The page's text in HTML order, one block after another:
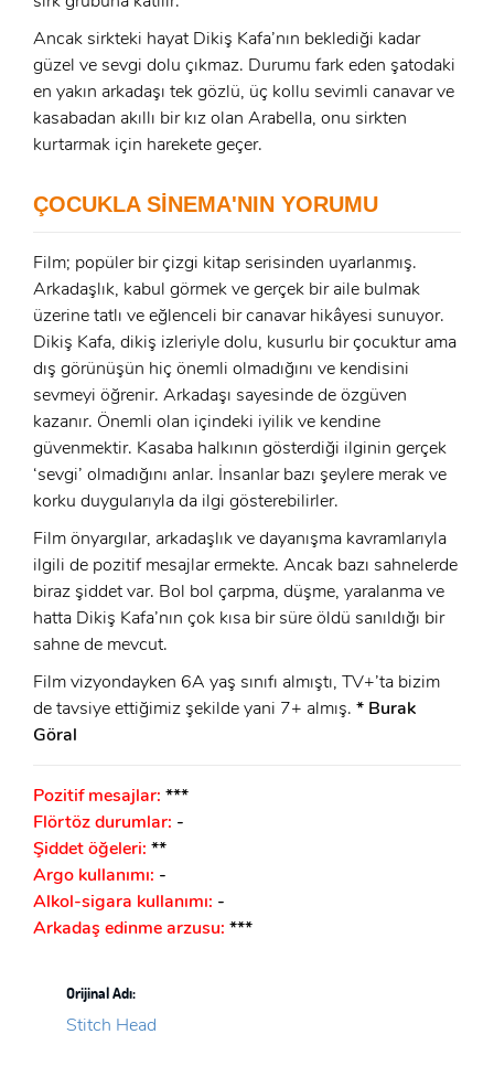
GIRIŞ YAP
E-Posta:
Şifre:
Beni Hatırla Şifremi Unuttum ?
GIRIŞ
E-Posta:
Şifre:
ÜYE OL
GIRIŞ
Ancak sirkteki hayat Dikiş Kafa’nın beklediği kadar
güzel ve sevgi dolu çıkmaz. Durumu fark eden şatodaki
en yakın arkadaşı tek gözlü, üç kollu sevimli canavar ve
kasabadan akıllı bir kız olan Arabella, onu sirkten
kurtarmak için harekete geçer.
ÇOCUKLA SİNEMA'NIN YORUMU
Film; popüler bir çizgi kitap serisinden uyarlanmış.
Arkadaşlık, kabul görmek ve gerçek bir aile bulmak
üzerine tatlı ve eğlenceli bir canavar hikâyesi sunuyor.
Dikiş Kafa, dikiş izleriyle dolu, kusurlu bir çocuktur ama
dış görünüşün hiç önemli olmadığını ve kendisini
sevmeyi öğrenir. Arkadaşı sayesinde de özgüven
kazanır. Önemli olan içindeki iyilik ve kendine
güvenmektir. Kasaba halkının gösterdiği ilginin gerçek
‘sevgi’ olmadığını anlar. İnsanlar bazı şeylere merak ve
korku duygularıyla da ilgi gösterebilirler.
Film önyargılar, arkadaşlık ve dayanışma kavramlarıyla
ilgili de pozitif mesajlar ermekte. Ancak bazı sahnelerde
biraz şiddet var. Bol bol çarpma, düşme, yaralanma ve
hatta Dikiş Kafa’nın çok kısa bir süre öldü sanıldığı bir
sahne de mevcut.
Film vizyondayken 6A yaş sınıfı almıştı, TV+’ta bizim
de tavsiye ettiğimiz şekilde yani 7+ almış. * Burak
Göral
Pozitif mesajlar: ***
Flörtöz durumlar: -
Şiddet öğeleri: **
Argo kullanımı: -
Alkol-sigara kullanımı: -
Arkadaş edinme arzusu: ***
Orijinal Adı:
Stitch Head